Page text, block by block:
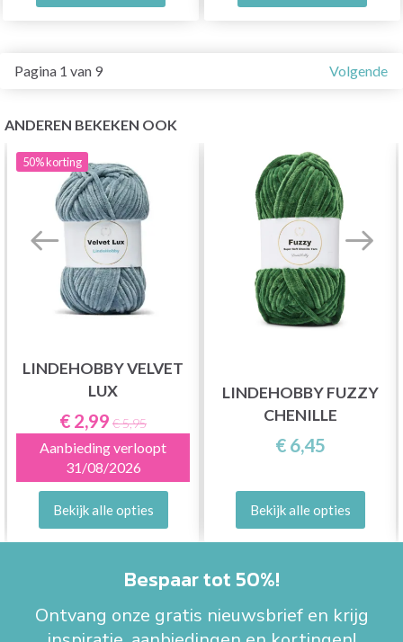
Pagina 1 van 9 Volgende
ANDEREN BEKEKEN OOK
50%korting
LINDEHOBBY VELVET
LUX
€ 2,99 € 5,95
Aanbieding verloopt
31/08/2026
Bekijk alle opties
LINDEHOBBY FUZZY
CHENILLE
€ 6,45
Bekijk alle opties
Bespaar tot 50%!
Ontvang onze gratis nieuwsbrief en krijg